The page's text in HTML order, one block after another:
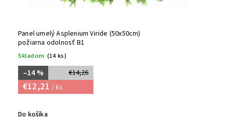
Panel umelý Asplenium Viride (50x50cm)
požiarna odolnosť B1
Skladom (14 ks)
€14,26
–14 %
€12,21 / ks
Do košíka